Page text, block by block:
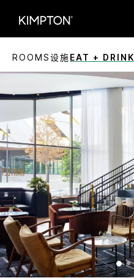
ROOMS设施EAT + DRINK